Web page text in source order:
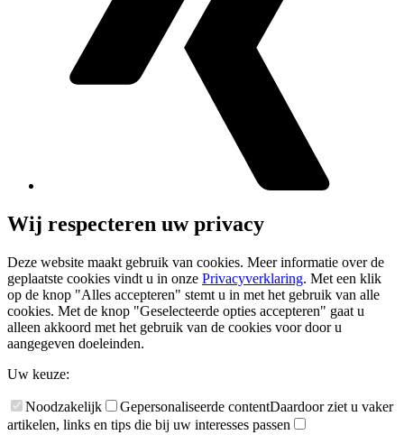
Wij respecteren uw privacy
Deze website maakt gebruik van cookies. Meer informatie over de
geplaatste cookies vindt u in onze Privacyverklaring. Met een klik
op de knop "Alles accepteren" stemt u in met het gebruik van alle
cookies. Met de knop "Geselecteerde opties accepteren" gaat u
alleen akkoord met het gebruik van de cookies voor door u
aangegeven doeleinden.
Uw keuze:
Noodzakelijk Gepersonaliseerde contentDaardoor ziet u vaker
artikelen, links en tips die bij uw interesses passen